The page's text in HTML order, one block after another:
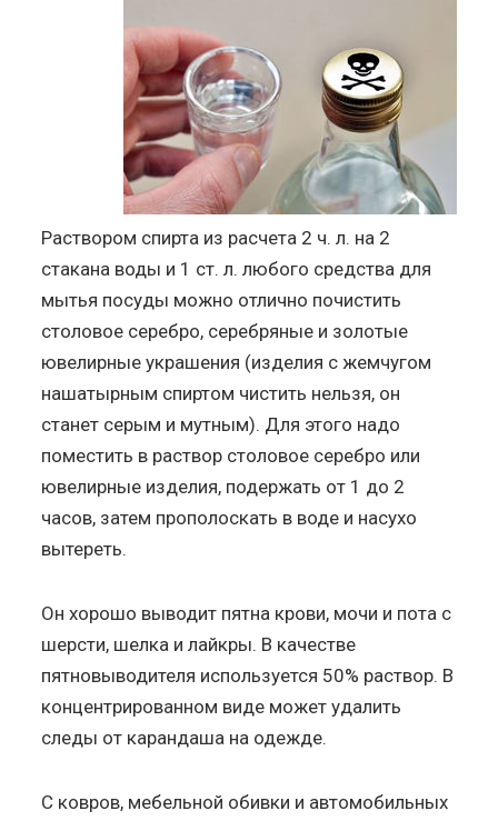
Раствором спирта из расчета 2 ч. л. на 2
стакана воды и 1 ст. л. любого средства для
мытья посуды можно отлично почистить
столовое серебро, серебряные и золотые
ювелирные украшения (изделия с жемчугом
нашатырным спиртом чистить нельзя, он
станет серым и мутным). Для этого надо
поместить в раствор столовое серебро или
ювелирные изделия, подержать от 1 до 2
часов, затем прополоскать в воде и насухо
вытереть.
Он хорошо выводит пятна крови, мочи и пота с
шерсти, шелка и лайкры. В качестве
пятновыводителя используется 50% раствор. В
концентрированном виде может удалить
следы от карандаша на одежде.
С ковров, мебельной обивки и автомобильных